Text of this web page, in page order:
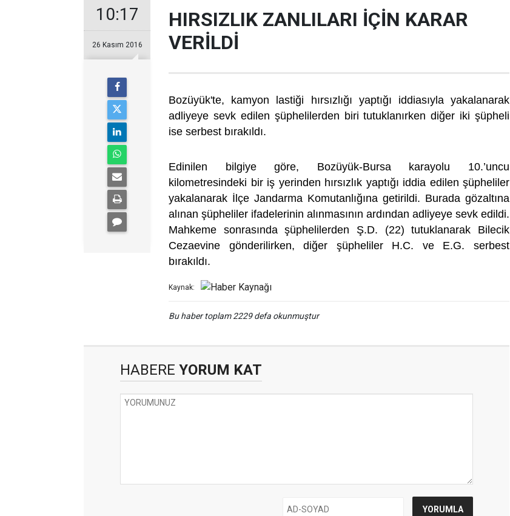
10:17
26 Kasım 2016
HIRSIZLIK ZANLILARI İÇİN KARAR
VERİLDİ
Bozüyük'te, kamyon lastiği hırsızlığı yaptığı iddiasıyla yakalanarak
adliyeye sevk edilen şüphelilerden biri tutuklanırken diğer iki şüpheli
ise serbest bırakıldı.
Edinilen bilgiye göre, Bozüyük-Bursa karayolu 10.’uncu
kilometresindeki bir iş yerinden hırsızlık yaptığı iddia edilen şüpheliler
yakalanarak İlçe Jandarma Komutanlığına getirildi. Burada gözaltına
alınan şüpheliler ifadelerinin alınmasının ardından adliyeye sevk edildi.
Mahkeme sonrasında şüphelilerden Ş.D. (22) tutuklanarak Bilecik
Cezaevine gönderilirken, diğer şüpheliler H.C. ve E.G. serbest
bırakıldı.
Kaynak:
Bu haber toplam 2229 defa okunmuştur
HABERE YORUM KAT